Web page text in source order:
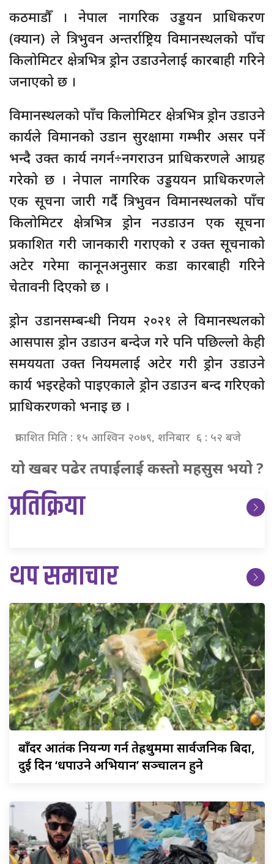
कठमाडौँ । नेपाल नागरिक उड्डयन प्राधिकरण
(क्यान) ले त्रिभुवन अन्तर्राष्ट्रिय विमानस्थलको पाँच
किलोमिटर क्षेत्रभित्र ड्रोन उडाउनेलाई कारबाही गरिने
जनाएको छ ।
विमानस्थलको पाँच किलोमिटर क्षेत्रभित्र ड्रोन उडाउने
कार्यले विमानको उडान सुरक्षामा गम्भीर असर पर्ने
भन्दै उक्त कार्य नगर्न÷नगराउन प्राधिकरणले आग्रह
गरेको छ । नेपाल नागरिक उड्डययन प्राधिकरणले
एक सूचना जारी गर्दै त्रिभुवन विमानस्थलको पाँच
किलोमिटर क्षेत्रभित्र ड्रोन नउडाउन एक सूचना
प्रकाशित गरी जानकारी गराएको र उक्त सूचनाको
अटेर गरेमा कानूनअनुसार कडा कारबाही गरिने
चेतावनी दिएको छ ।
ड्रोन उडानसम्बन्धी नियम २०२१ ले विमानस्थलको
आसपास ड्रोन उडाउन बन्देज गरे पनि पछिल्लो केही
समययता उक्त नियमलाई अटेर गरी ड्रोन उडाउने
कार्य भइरहेको पाइएकाले ड्रोन उडाउन बन्द गरिएको
प्राधिकरणको भनाइ छ ।
प्रकाशित मिति : १५ आश्विन २०७९, शनिबार ६ : ५२ बजे
यो खबर पढेर तपाईलाई कस्तो महसुस भयो ?
प्रतिक्रिया
थप समाचार
बाँदरआतंक नियन्त्रण गर्न तेह्रथुममा सार्वजनिक बिदा,
दुई दिन ‘धपाउने अभियान’ सञ्चालन हुने